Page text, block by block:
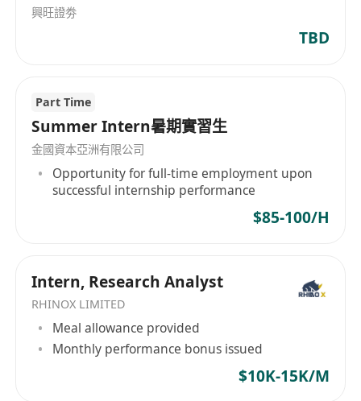
興旺證劵
TBD
Part Time
Summer Intern暑期實習生
金國資本亞洲有限公司
Opportunity for full-time employment upon
successful internship performance
$85-100/H
Intern, Research Analyst
RHINOX LIMITED
Meal allowance provided
Monthly performance bonus issued
$10K-15K/M